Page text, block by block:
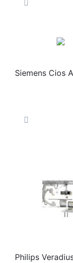
Siemens Cios
Philips